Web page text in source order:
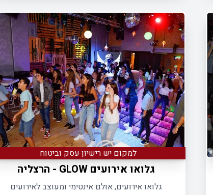
למקום יש רישיון עסק וביטוח
גלואו אירועים GLOW - הרצליה
גלואו אירועים, אולם אינטימי ומעוצב לאירועים